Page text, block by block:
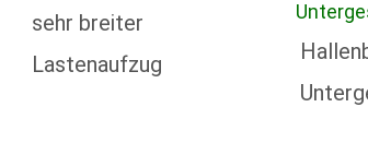
sehr breiter
Lastenaufzug